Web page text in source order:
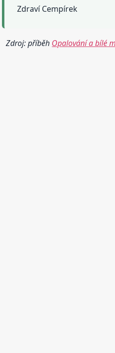
Zdraví Cempírek
Zdroj: příběh Opalování a bílé